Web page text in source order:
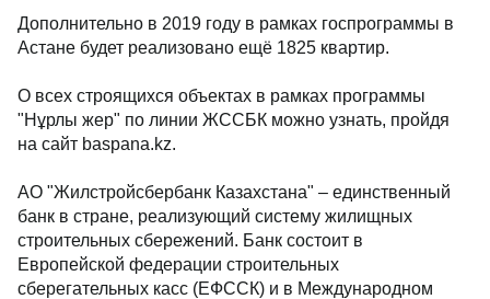
Дополнительно в 2019 году в рамках госпрограммы в
Астане будет реализовано ещё 1825 квартир.
О всех строящихся объектах в рамках программы
"Нұрлы жер" по линии ЖССБК можно узнать, пройдя
на сайт baspana.kz.
АО "Жилстройсбербанк Казахстана" – единственный
банк в стране, реализующий систему жилищных
строительных сбережений. Банк состоит в
Европейской федерации строительных
сберегательных касс (ЕФССК) и в Международном